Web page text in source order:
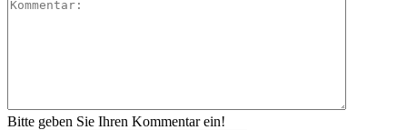
Bitte geben Sie Ihren Kommentar ein!